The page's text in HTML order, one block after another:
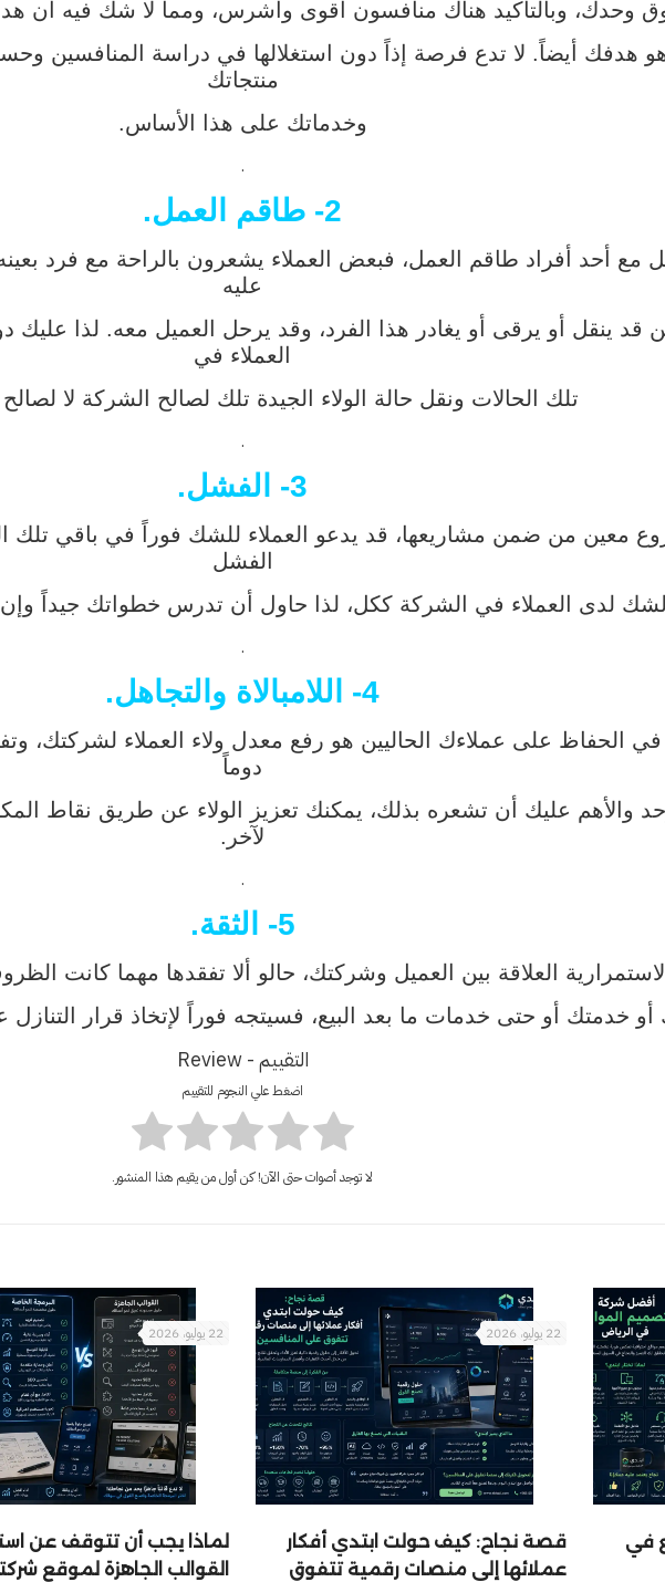
وحدك، وبالتأكيد هناك منافسون أقوى وأشرس، ومما لا شك فيه أن
هدفك أيضاً. لا تدع فرصة إذاً دون استغلالها في دراسة المنافسين
منتجاتك
وخدماتك على هذا الأساس.
.
2- طاقم العمل.
مع أحد أفراد طاقم العمل، فبعض العملاء يشعرون بالراحة مع فرد
عليه
قد ينقل أو يرقى أو يغادر هذا الفرد، وقد يرحل العميل معه. لذا
العملاء في
تلك الحالات ونقل حالة الولاء الجيدة تلك لصالح الشركة لا
.
3- الفشل.
من ضمن مشاريعها، قد يدعو العملاء للشك فوراً في باقي تلك
الفشل
الشك لدى العملاء في الشركة ككل، لذا حاول أن تدرس خطواتك جيداً
.
4- اللامبالاة والتجاهل.
الحفاظ على عملاءك الحاليين هو رفع معدل ولاء العملاء لشركتك،
دوماً
والأهم عليك أن تشعره بذلك، يمكنك تعزيز الولاء عن طريق نقاط
لآخر.
.
5- الثقة.
العلاقة بين العميل وشركتك، حالو ألا تفقدها مهما كانت
خدمتك أو حتى خدمات ما بعد البيع، فسيتجه فوراً لإتخاذ قرار التنازل
التقييم - Review
اضغط علي النجوم للتقييم
لا توجد أصوات حتى الآن! كن أول من يقيم هذا المنشور.
في
22 يوليو، 2026
قصة نجاح: كيف حولت ابتدي أفكار
عملائها إلى منصات رقمية تتفوق
22 يوليو، 2026
لماذا يجب أن تتوقف عن
القوالب الجاهزة لموقع